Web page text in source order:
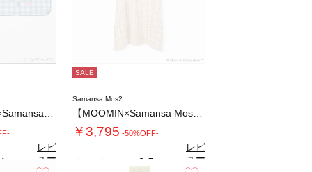
レビ
ュー
を見
SALE
Samansa Mos2
￥3,795 -50%OFF-
2.5
レビ
ュー
を見